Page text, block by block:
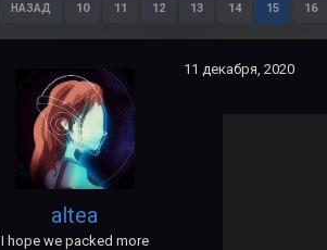
НАЗАД 10 11 12 13 14 15 16
altea
I hope we packed more
11 декабря, 2020